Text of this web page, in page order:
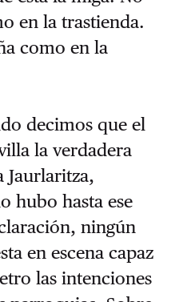
en la trastienda.
como en la
decimos que el
la verdadera
Jaurlaritza,
hubo hasta ese
ningún
en escena capaz
las intenciones